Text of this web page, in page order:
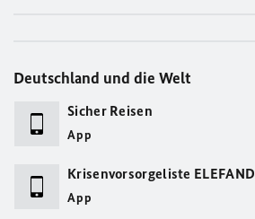
Deutschland und die Welt
Sicher Reisen
App
Krisenvorsorgeliste ELEFAND
App